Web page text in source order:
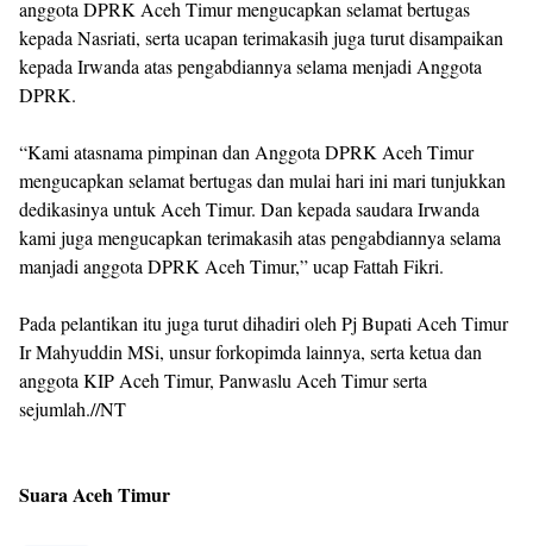
anggota DPRK Aceh Timur mengucapkan selamat bertugas
kepada Nasriati, serta ucapan terimakasih juga turut disampaikan
kepada Irwanda atas pengabdiannya selama menjadi Anggota
DPRK.
“Kami atasnama pimpinan dan Anggota DPRK Aceh Timur
mengucapkan selamat bertugas dan mulai hari ini mari tunjukkan
dedikasinya untuk Aceh Timur. Dan kepada saudara Irwanda
kami juga mengucapkan terimakasih atas pengabdiannya selama
manjadi anggota DPRK Aceh Timur,” ucap Fattah Fikri.
Pada pelantikan itu juga turut dihadiri oleh Pj Bupati Aceh Timur
Ir Mahyuddin MSi, unsur forkopimda lainnya, serta ketua dan
anggota KIP Aceh Timur, Panwaslu Aceh Timur serta
sejumlah.//NT
Suara Aceh Timur